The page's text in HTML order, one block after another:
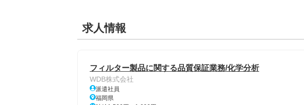
求人情報
フィルター製品に関する品質保証業務/化学分析
WDB株式会社
派遣社員
福岡県